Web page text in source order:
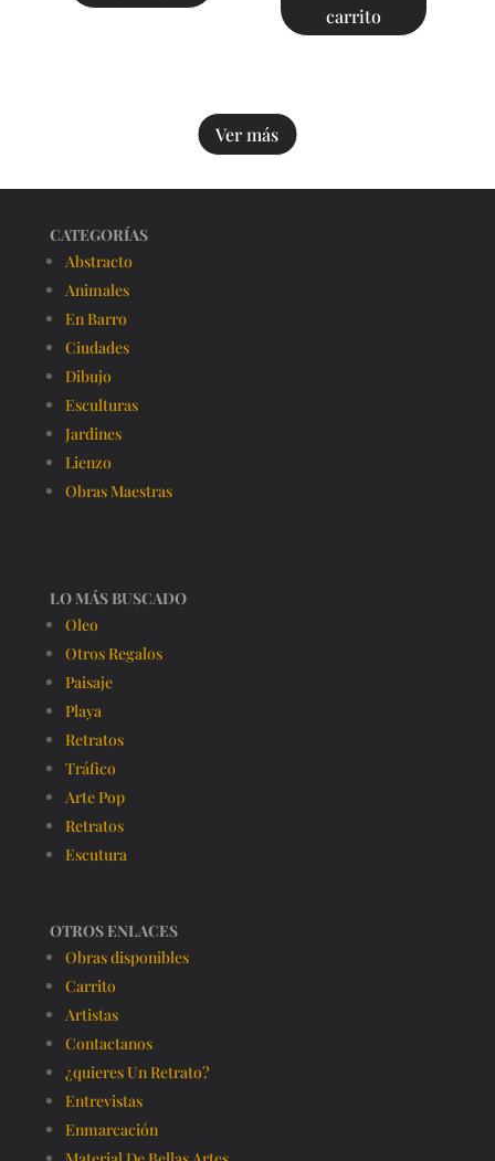
carrito
Ver más
CATEGORÍAS
Abstracto
Animales
En Barro
Ciudades
Dibujo
Esculturas
Jardines
Lienzo
Obras Maestras
LO MÁS BUSCADO
Oleo
Otros Regalos
Paisaje
Playa
Retratos
Tráfico
Arte Pop
Retratos
Escutura
OTROS ENLACES
Obras disponibles
Carrito
Artistas
Contactanos
¿quieres Un Retrato?
Entrevistas
Enmarcación